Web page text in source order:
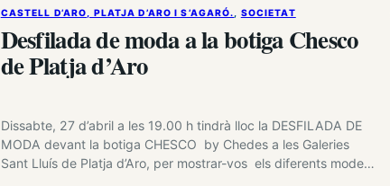
CASTELL D’ARO, PLATJA D’ARO I S’AGARÓ. SOCIETAT
Desfilada de moda a la botiga Chesco
de Platja d’Aro
Dissabte, 27 d’abril a les 19.00 h tindrà lloc la DESFILADA DE
MODA devant la botiga CHESCO by Chedes a les Galeries
Sant Lluís de Platja d’Aro, per mostrar-vos els diferents models